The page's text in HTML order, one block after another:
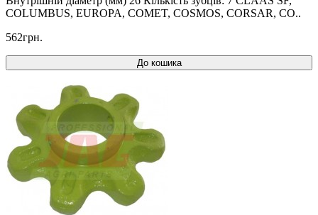
COLUMBUS, EUROPA, COMET, COSMOS, CORSAR, CO..
562грн.
До кошика